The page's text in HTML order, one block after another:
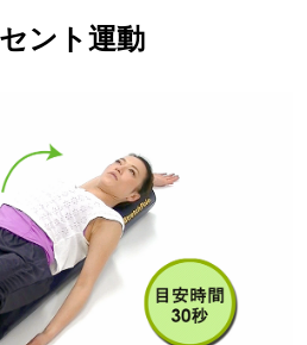
ント運動